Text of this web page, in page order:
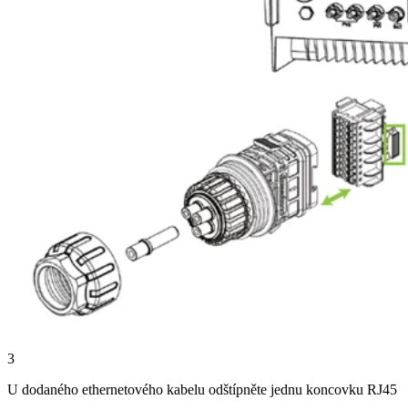
3
U dodaného ethernetového kabelu odštípněte jednu koncovku RJ45